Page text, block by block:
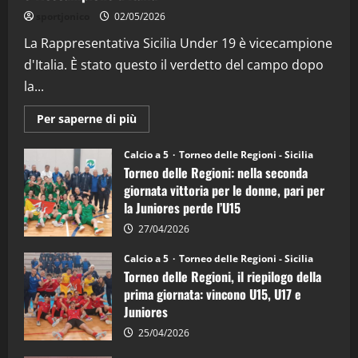
“SportEmpire” in Podcast: 26^ Puntata
08/04/2026
02/05/2026
La Rappresentativa Sicilia Under 19 è vicecampione
d'Italia. È stato questo il verdetto del campo dopo
la...
Per saperne di più
informazioni
Torneo
delle
Regioni
di
calcio
a
5:
la
Juniores
è
vicecampione
d’Italia
Calcio a 5 Torneo delle Regioni - Sicilia
Torneo delle Regioni: nella seconda
giornata vittoria per le donne, pari per
la Juniores perde l’U15
27/04/2026
Calcio a 5 Torneo delle Regioni - Sicilia
Torneo delle Regioni, il riepilogo della
prima giornata: vincono U15, U17 e
Juniores
25/04/2026